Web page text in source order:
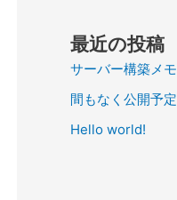
最近の投稿
サーバー構築メモ
間もなく公開予定
Hello world!